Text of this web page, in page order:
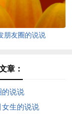
朋友圈的说说
章：
的说说
女生的说说